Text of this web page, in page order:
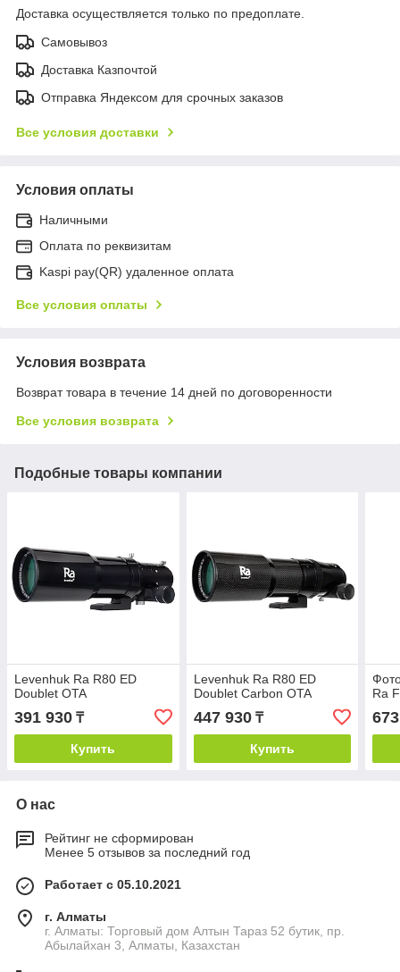
Доставка осуществляется только по предоплате.
Самовывоз
Доставка Казпочтой
Отправка Яндексом для срочных заказов
Все условия доставки
Условия оплаты
Наличными
Оплата по реквизитам
Kaspi pay(QR) удаленное оплата
Все условия оплаты
Условия возврата
Возврат товара в течение 14 дней по договоренности
Все условия возврата
Подобные товары компании
Levenhuk Ra R80 ED
Doublet OTA
391 930 ₸
Купить
Levenhuk Ra R80 ED
Doublet Carbon OTA
447 930₸
Купить
Ra
О нас
Рейтинг не сформирован
Менее 5 отзывов за последний год
Работает с 05.10.2021
г. Алматы
г. Алматы: Торговый дом Алтын Тараз 52 бутик, пр.
Абылайхан 3, Алматы, Казахстан